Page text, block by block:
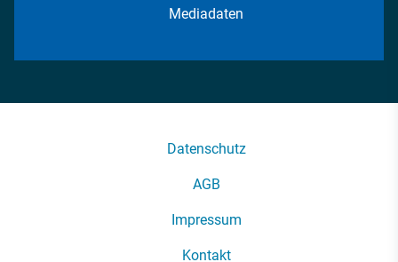
Mediadaten
Datenschutz
AGB
Impressum
Kontakt